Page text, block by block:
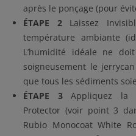
après le ponçage (pour
ÉTAPE 2Laissez
température ambiante
L’humidité idéale ne
soigneusement le
que tous les sédiments
ÉTAPE 3Appliquez la
Protector (voir point 3
Rubio Monocoat White